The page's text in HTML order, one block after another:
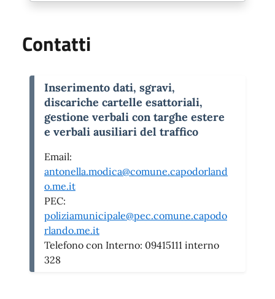
Contatti
Inserimento dati, sgravi,
discariche cartelle esattoriali,
gestione verbali con targhe estere
e verbali ausiliari del traffico
Email:
antonella.modica@comune.capodorland
o.me.it
PEC:
poliziamunicipale@pec.comune.capodo
rlando.me.it
Telefono con Interno: 09415111 interno
328